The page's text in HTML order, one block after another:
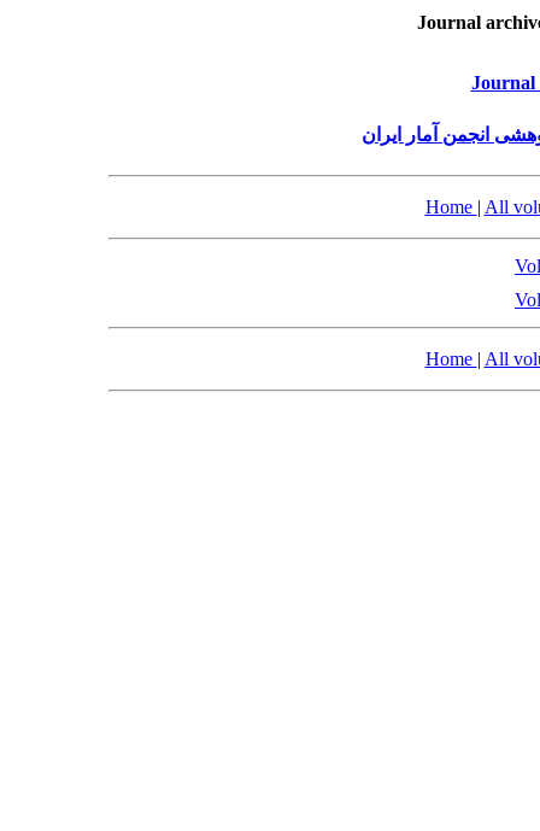
Journal
Journal
انجمن آمار ایران
Home | All
Home | All